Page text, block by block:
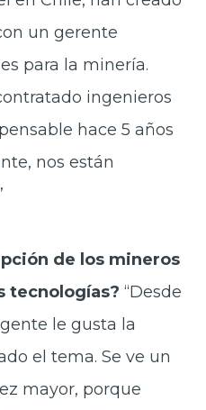
un gerente
para la minería.
ingenieros
hace 5 años
nos están
de los mineros
tecnologías? “Desde
le gusta la
el tema. Se ve un
mayor, porque